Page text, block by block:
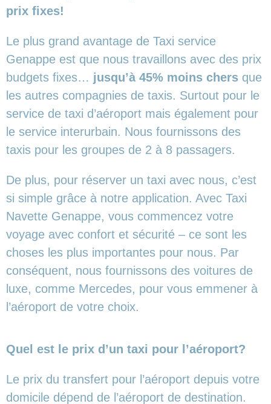
prix fixes!
Le plus grand avantage de Taxi service
Genappe est que nous travaillons avec des prix
budgets fixes… jusqu’à 45% moins chers que
les autres compagnies de taxis. Surtout pour le
service de taxi d’aéroport mais également pour
le service interurbain. Nous fournissons des
taxis pour les groupes de 2 à 8 passagers.
De plus, pour réserver un taxi avec nous, c’est
si simple grâce à notre application. Avec Taxi
Navette Genappe, vous commencez votre
voyage avec confort et sécurité – ce sont les
choses les plus importantes pour nous. Par
conséquent, nous fournissons des voitures de
luxe, comme Mercedes, pour vous emmener à
l’aéroport de votre choix.
Quel est le prix d’un taxi pour l’aéroport?
Le prix du transfert pour l’aéroport depuis votre
domicile dépend de l’aéroport de destination.